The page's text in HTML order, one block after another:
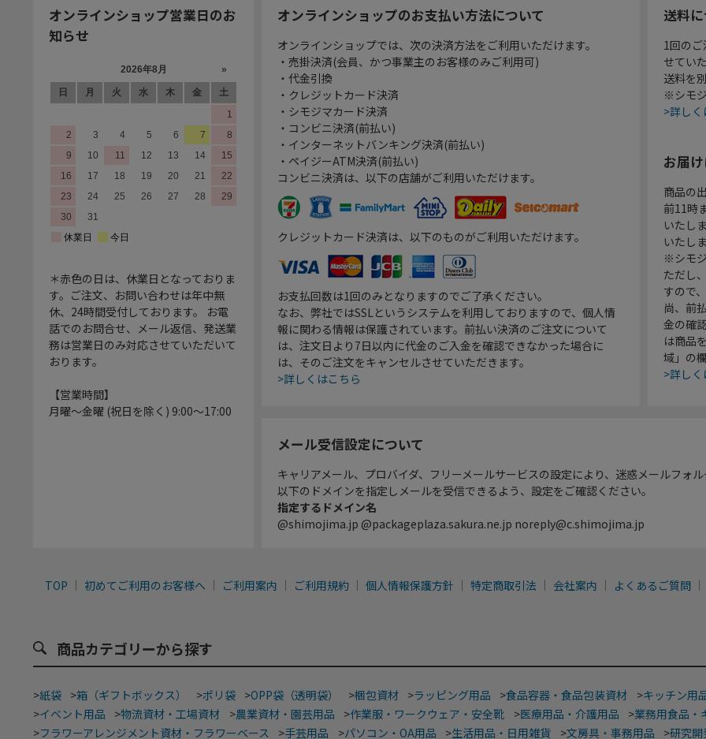
オンラインショップ営業日のお
知らせ
＊赤色の日は、休業日となっておりま
す。ご注文、お問い合わせは年中無
休、24時間受付しております。 お電
話でのお問合せ、メール返信、発送業
務は営業日のみ対応させていただいて
おります。
【営業時間】
月曜～金曜 (祝日を除く) 9:00～17:00
オンラインショップのお支払い方法について
オンラインショップでは、次の決済方法をご利用いただけます。
・売掛決済(会員、かつ事業主のお客様のみご利用可)
・代金引換
・クレジットカード決済
・シモジマカード決済
・コンビニ決済(前払い)
・インターネットバンキング決済(前払い)
・ペイジーATM決済(前払い)
コンビニ決済は、以下の店舗がご利用いただけます。
クレジットカード決済は、以下のものがご利用いただけます。
お支払回数は1回のみとなりますのでご了承ください。
なお、弊社ではSSLというシステムを利用しておりますので、個人情
報に関わる情報は保護されています。前払い決済のご注文について
は、注文日より7日以内に代金のご入金を確認できなかった場合に
は、そのご注文をキャンセルさせていただきます。
>詳しくはこちら
送料
1回の
せてい
送料を
※シモ
>詳し
お届
商品の
前11時
いたし
いたし
※シモ
ただし
すので
尚、前
金の確
は商品
域」の
>詳し
メール受信設定について
キャリアメール、プロバイダ、フリーメールサービスの設定により、迷惑メールフォ
以下のドメインを指定しメールを受信できるよう、設定をご確認ください。
指定するドメイン名
@shimojima.jp @packageplaza.sakura.ne.jp noreply@c.shimojima.jp
TOP 初めてご利用のお客様へ ご利用案内 ご利用規約 個人情報保護方針 特定商取引法 会社案内 よくあるご質問
商品カテゴリーから探す
>紙袋 >箱（ギフトボックス） >ポリ袋 >OPP袋（透明袋） >梱包資材 >ラッピング用品 >食品容器・食品包装資材 >キッチン用
>イベント用品 >物流資材・工場資材 >農業資材・園芸用品 >作業服・ワークウェア・安全靴 >医療用品・介護用品 >業務用食品・
>フラワーアレンジメント資材・フラワーベース >手芸用品 >パソコン・OA用品 >生活用品・日用雑貨 >文房具・事務用品 >研究開